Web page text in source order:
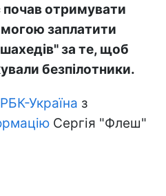
почав отримувати
заплатити
за те, щоб
безпілотники.
РБК-Україна з
Сергія "Флеш"